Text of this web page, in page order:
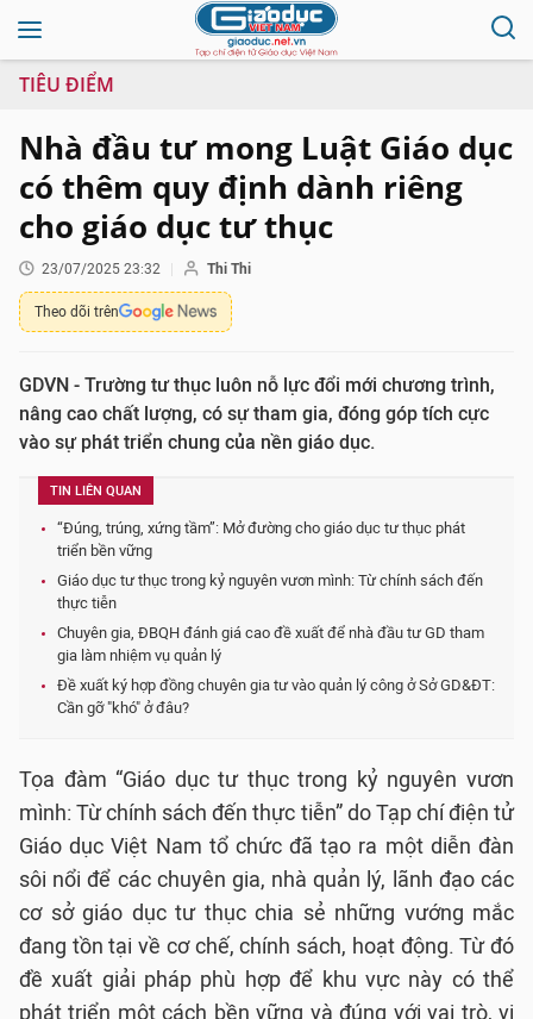
TIÊU ĐIỂM
Nhà đầu tư mong Luật Giáo dục
có thêm quy định dành riêng
cho giáo dục tư thục
23/07/2025 23:32 Thi Thi
Theo dõi trên
GDVN - Trường tư thục luôn nỗ lực đổi mới chương trình,
nâng cao chất lượng, có sự tham gia, đóng góp tích cực
vào sự phát triển chung của nền giáo dục.
TIN LIÊN QUAN
“Đúng, trúng, xứng tầm”: Mở đường cho giáo dục tư thục phát
triển bền vững
Giáo dục tư thục trong kỷ nguyên vươn mình: Từ chính sách đến
thực tiễn
Chuyên gia, ĐBQH đánh giá cao đề xuất để nhà đầu tư GD tham
gia làm nhiệm vụ quản lý
Đề xuất ký hợp đồng chuyên gia tư vào quản lý công ở Sở GD&ĐT:
Cần gỡ "khó" ở đâu?
Tọa đàm “Giáo dục tư thục trong kỷ nguyên vươn
mình: Từ chính sách đến thực tiễn” do Tạp chí điện tử
Giáo dục Việt Nam tổ chức đã tạo ra một diễn đàn
sôi nổi để các chuyên gia, nhà quản lý, lãnh đạo các
cơ sở giáo dục tư thục chia sẻ những vướng mắc
đang tồn tại về cơ chế, chính sách, hoạt động. Từ đó
đề xuất giải pháp phù hợp để khu vực này có thể
phát triển một cách bền vững và đúng với vai trò, vị